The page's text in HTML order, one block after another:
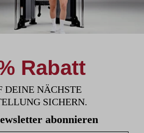
Rabatt
DEINE NÄCHSTE
SICHERN.
abonnieren